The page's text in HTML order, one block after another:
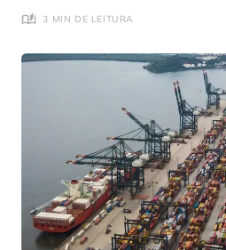
3 MIN DE LEITURA